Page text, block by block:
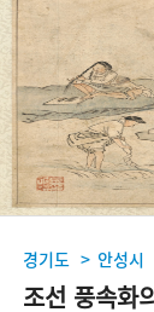
경기도 > 안성시
조선 풍속화